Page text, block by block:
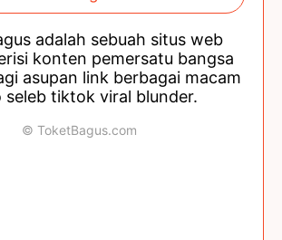
adalah sebuah situs web
konten pemersatu bangsa
asupan link berbagai macam
seleb tiktok viral blunder.
© ToketBagus.com